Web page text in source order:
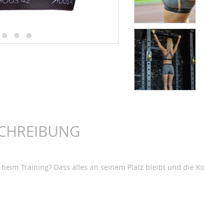
Training? Dass alles an seinem Platz bleibt und die